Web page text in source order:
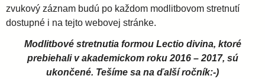
c
zvukový záznam budú po každom modlitbovom stretnutí
dostupné i na tejto webovej stránke.
Modlitbové stretnutia formou Lectio divina, ktoré
prebiehali v akademickom roku 2016 – 2017, sú
ukončené. Tešíme sa na ďalší ročník:-)